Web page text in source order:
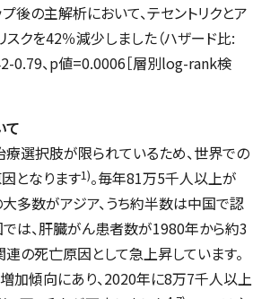
後の主解析において、テセントリクとア
スクを42％減少しました（ハザード比:
0.79、p値=0.0006［層別log-rank検
て
選択肢が限られているため、世界での
となります1)。毎年81万5千人以上が
大多数がアジア、うち約半数は中国で認
では、肝臓がん患者数が1980年から約3
の死亡原因として急上昇しています。
加傾向にあり、2020年に8万7千人以上